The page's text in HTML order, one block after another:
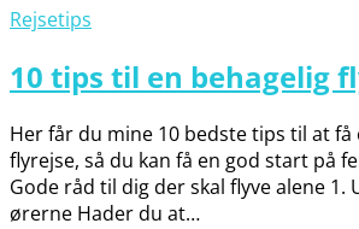
Rejsetips
10 tips til en behagelig
Her får du mine 10 bedste tips til at få
flyrejse, så du kan få en god start på
Gode råd til dig der skal flyve alene 1.
ørerne Hader du at…